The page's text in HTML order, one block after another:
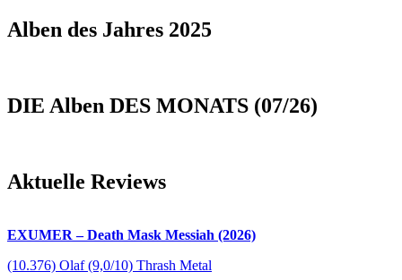
Alben des Jahres 2025
DIE Alben DES MONATS (07/26)
Aktuelle Reviews
EXUMER – Death Mask Messiah (2026)
(10.376) Olaf (9,0/10) Thrash Metal